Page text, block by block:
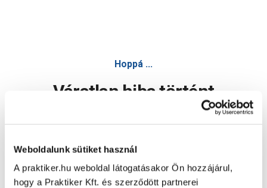
Weboldalunk sütiket használ
A praktiker.hu weboldal látogatásakor Ön hozzájárul,
hogy a Praktiker Kft. és szerződött partnerei
Hoppá ...
Váratlan hiba történt
Oldal újratöltése